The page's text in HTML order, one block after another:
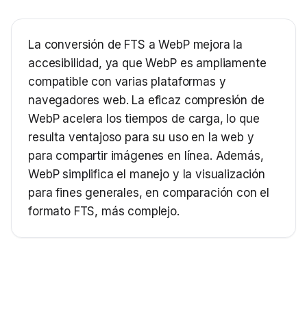
La conversión de FTS a WebP mejora la
accesibilidad, ya que WebP es ampliamente
compatible con varias plataformas y
navegadores web. La eficaz compresión de
WebP acelera los tiempos de carga, lo que
resulta ventajoso para su uso en la web y
para compartir imágenes en línea. Además,
WebP simplifica el manejo y la visualización
para fines generales, en comparación con el
formato FTS, más complejo.